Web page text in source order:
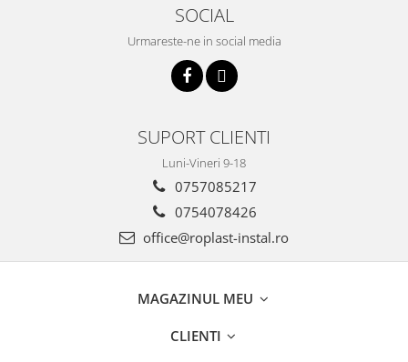
Pompe de circulaţie pentru
instalaţiile termice solare
Teava incalzire pardoseala
Grupuri de pompare si amestec
Automatizare
SOCIAL
Urmareste-ne in social media
SUPORT CLIENTI
Luni-Vineri 9-18
0757085217
0754078426
office@roplast-instal.ro
MAGAZINUL MEU
CLIENTI